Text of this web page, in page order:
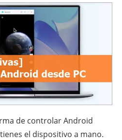
de controlar Android
el dispositivo a mano.